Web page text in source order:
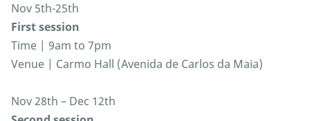
Nov 5th-25th
First session
Time | 9am to 7pm
Venue | Carmo Hall (Avenida de Carlos da Maia)
Nov 28th – Dec 12th